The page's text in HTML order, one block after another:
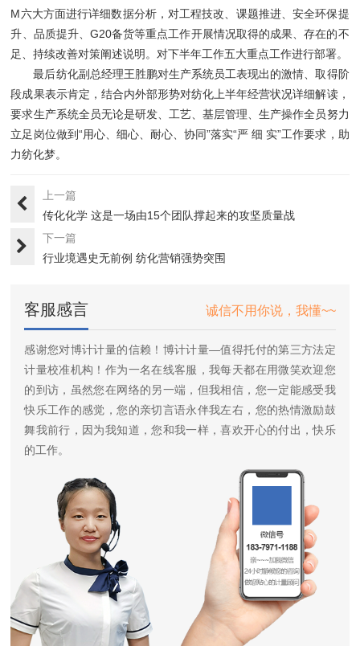
M六大方面进行详细数据分析，对工程技改、课题推进、安全环保提
升、品质提升、G20备货等重点工作开展情况取得的成果、存在的不
足、持续改善对策阐述说明。对下半年工作五大重点工作进行部署。
最后纺化副总经理王胜鹏对生产系统员工表现出的激情、取得阶
段成果表示肯定，结合内外部形势对纺化上半年经营状况详细解读，
要求生产系统全员无论是研发、工艺、基层管理、生产操作全员努力
立足岗位做到“用心、细心、耐心、协同”落实“严 细 实”工作要求，助
力纺化梦。
上一篇
传化化学 这是一场由15个团队撑起来的攻坚质量战
下一篇
行业境遇史无前例 纺化营销强势突围
客服感言 诚信不用你说，我懂~~
感谢您对博计计量的信赖！博计计量—值得托付的第三方法定
计量校准机构！作为一名在线客服，我每天都在用微笑欢迎您
的到访，虽然您在网络的另一端，但我相信，您一定能感受我
快乐工作的感觉，您的亲切言语永伴我左右，您的热情激励鼓
舞我前行，因为我知道，您和我一样，喜欢开心的付出，快乐
的工作。